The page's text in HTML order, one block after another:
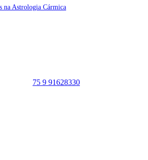
na Astrologia Cármica
75 9 91628330